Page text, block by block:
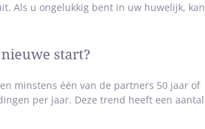
Als u ongelukkig bent in uw huwelijk, kan
start?
minstens één van de partners 50 jaar of
per jaar. Deze trend heeft een aantal